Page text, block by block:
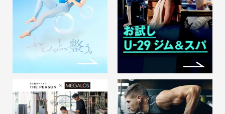
メガロスを気軽に体験できる「お試
しアンダー会員」を…
2026.07.20
8/31(月)まで【ビジターチケッ
ト】セット割販売開始
～ビジターチケットとは～ メガロ
ス会員ではない方の…